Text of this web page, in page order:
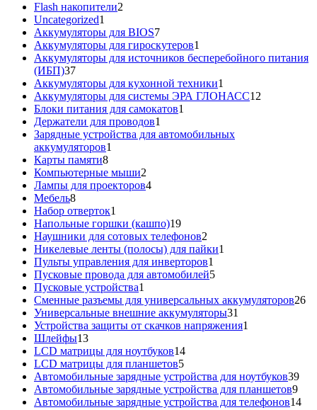
Flash накопители2
Uncategorized1
товар
Аккумуляторы для BIOS77
товаров
Аккумуляторы для гироскутеров1
товар
Аккумуляторы для источников бесперебойного питания
(ИБП)3737
товаров
Аккумуляторы для кухонной техники1
товар
Аккумуляторы для системы ЭРА ГЛОНАСС12
Блоки питания для самокатов1
Держатели для проводов1
товар
Зарядные устройства для автомобильных
аккумуляторов1
Карты памяти88
товаров
Компьютерные мыши2
товара
Лампы для проекторов44
Мебель88
товаров
Набор отверток1
товар
Напольные горшки (кашпо)1919
товаров
Наушники для сотовых телефонов2
товара
Никелевые ленты (полосы) для пайки1
Пульты управления для инверторов1
товар
Пусковые провода для автомобилей55
Пусковые устройства1
товар
Сменные разъемы для универсальных аккумуляторов2626
Универсальные внешние аккумуляторы31
товар
Устройства защиты от скачков напряжения1
Шлейфы1313
товаров
LCD матрицы для ноутбуков1414
LCD матрицы для планшетов55
товаров
Автомобильные зарядные устройства для ноутбуков3939
Автомобильные зарядные устройства для планшетов99
Автомобильные зарядные устройства для телефонов1414